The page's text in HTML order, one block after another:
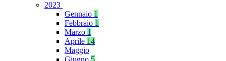
2023
Gennaio 1
Febbraio 1
Marzo 1
Aprile 14
Maggio